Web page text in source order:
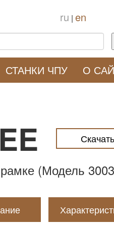
ru | en
СТАНКИ ЧПУ О
Скачать
(Модель